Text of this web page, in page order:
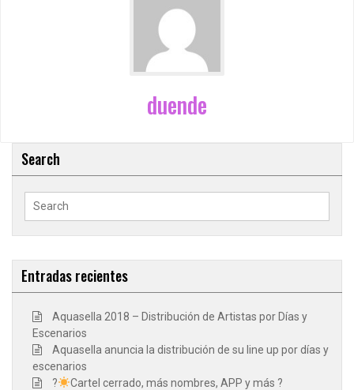
duende
Search
Search
Entradas recientes
Aquasella 2018 – Distribución de Artistas por Días y
Escenarios
Aquasella anuncia la distribución de su line up por días y
escenarios
?
Cartel cerrado, más nombres, APP y más ?